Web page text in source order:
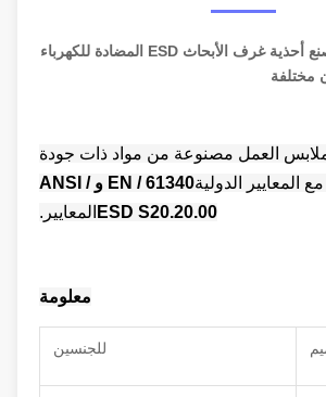
سعر معقول PU مصنع أحذية غرف الأبحاث ESD المضادة للكهرباء
العمل مصنوعة من مواد ذات جودة
الدولية
EN / 61340 و ANSI /
ESD S20.20.00المعايير.
معلومة
للجنسين